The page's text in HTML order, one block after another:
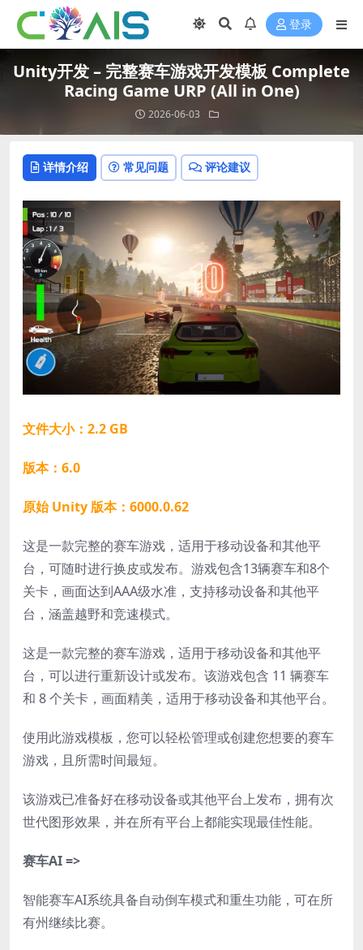
登录
Unity开发 – 完整赛车游戏开发模板 Complete
Racing Game URP (All in One)
2026-06-03
详情介绍 常见问题 评论建议
文件大小：2.2 GB
版本：6.0
原始 Unity 版本：6000.0.62
这是一款完整的赛车游戏，适用于移动设备和其他平
台，可随时进行换皮或发布。游戏包含13辆赛车和8个
关卡，画面达到AAA级水准，支持移动设备和其他平
台，涵盖越野和竞速模式。
这是一款完整的赛车游戏，适用于移动设备和其他平
台，可以进行重新设计或发布。该游戏包含 11 辆赛车
和 8 个关卡，画面精美，适用于移动设备和其他平台。
使用此游戏模板，您可以轻松管理或创建您想要的赛车
游戏，且所需时间最短。
该游戏已准备好在移动设备或其他平台上发布，拥有次
世代图形效果，并在所有平台上都能实现最佳性能。
赛车AI =>
智能赛车AI系统具备自动倒车模式和重生功能，可在所
有州继续比赛。